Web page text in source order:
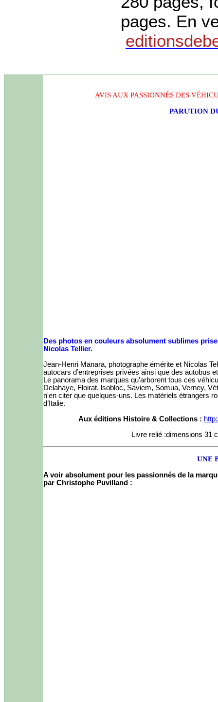
pages. En
AVIS AUX PASSIONNÉS DES
PARUTION
Des photos en couleurs absolument sublimes
Nicolas Tellier.
Jean-Henri Manara, photographe émérite et Nicolas
autocars d’entreprises privées ainsi que des autobus
Le panorama des marques qu’arborent tous ces
Delahaye, Floirat, lsobloc, Saviem, Somua, Verney,
n'en citer que quelques-uns. Les matériels étrangers
d’Italie.
Aux éditions Histoire & Collections :
Livre relié :dimensions 31
UNE
A voir absolument pour les passionnés de la
par Christophe Puvilland :